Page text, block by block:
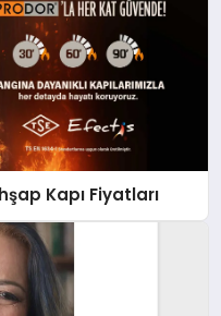
Kapı Fiyatları